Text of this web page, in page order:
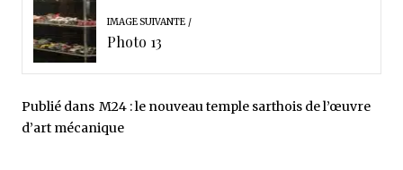
IMAGE SUIVANTE
Photo 13
Publié dans M24 : le nouveau temple sarthois de l’œuvre
d’art mécanique